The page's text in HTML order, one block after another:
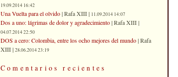
19.09.2014 16:42
Una Vuelta para el olvido| Rafa XIII | 11.09.2014 14:07
Dos a uno: lágrimas de dolor y agradecimiento| Rafa XIII |
04.07.2014 22:50
DOS a cero: Colombia, entre los ocho mejores del mundo| Rafa
XIII | 28.06.2014 23:19
Comentarios recientes